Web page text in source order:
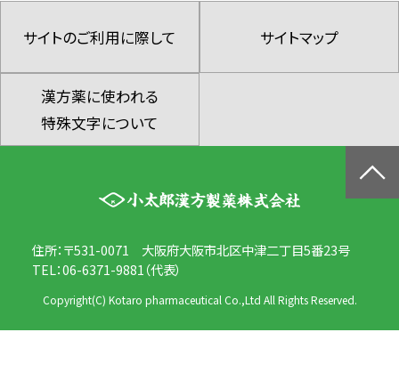
サイトのご利用に際して サイトマップ
漢方薬に使われる
特殊文字について
住所：〒531-0071 大阪府大阪市北区中津二丁目5番23号
TEL：06-6371-9881（代表）
Copyright(C) Kotaro pharmaceutical Co.,Ltd All Rights Reserved.